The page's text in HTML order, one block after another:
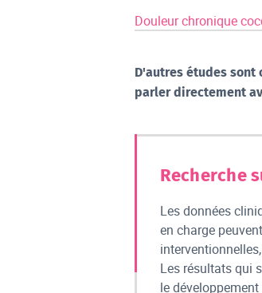
Douleur chronique
D'autres études sont
parler directement
Recherche
Les données
en charge
Les résultats qui
le